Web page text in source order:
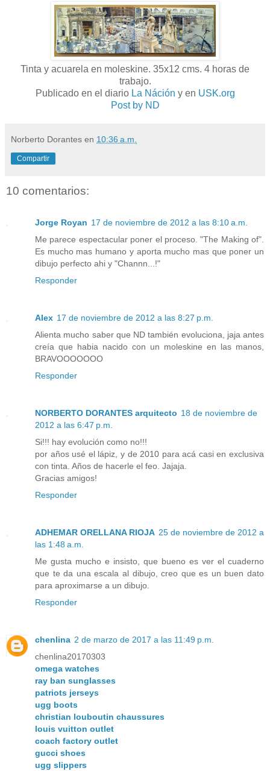
Tinta y acuarela en moleskine. 35x12 cms. 4 horas de
trabajo.
Publicado en el diarioLa Náción y en USK.org
Post by ND
Norberto Dorantes en 10:36 a.m.
Compartir
10 comentarios:
Jorge Royan 17 de noviembre de 2012 a las 8:10 a.m.
Me parece espectacular poner el proceso. "The Making of".
Es mucho mas humano y aporta mucho mas que poner un
dibujo perfecto ahi y "Channn...!"
Responder
Alex 17 de noviembre de 2012 a las 8:27 p.m.
Alienta mucho saber que ND también evoluciona, jaja antes
creía que habia nacido con un moleskine en las manos,
BRAVOOOOOOO
Responder
NORBERTO DORANTES arquitecto 18 de noviembre de
2012 a las 6:47 p.m.
Si!!! hay evolución como no!!!
por años usé el lápiz, y de 2010 para acá casi en exclusiva
con tinta. Años de hacerle el feo. Jajaja.
Gracias amigos!
Responder
ADHEMAR ORELLANA RIOJA 25 de noviembre de 2012 a
las 1:48 a.m.
Me gusta mucho e insisto, que bueno es ver el cuaderno
que te da una escala al dibujo, creo que es un buen dato
para aproximarse a un dibujo.
Responder
chenlina 2 de marzo de 2017 a las 11:49 p.m.
chenlina20170303
omega watches
ray ban sunglasses
patriots jerseys
ugg boots
christian louboutin chaussures
louis vuitton outlet
coach factory outlet
gucci shoes
ugg slippers